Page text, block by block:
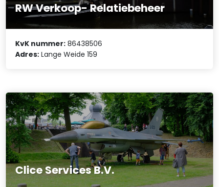
RW Verkoop- Relatiebeheer
KvK nummer: 86438506
Adres: Lange Weide 159
Clice Services B.V.